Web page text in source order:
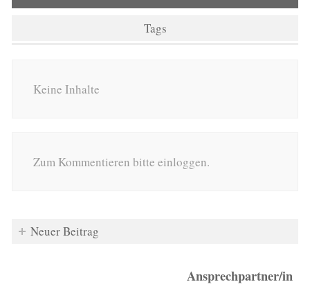
Tags
Keine Inhalte
Zum Kommentieren bitte einloggen.
Neuer Beitrag
Ansprechpartner/in